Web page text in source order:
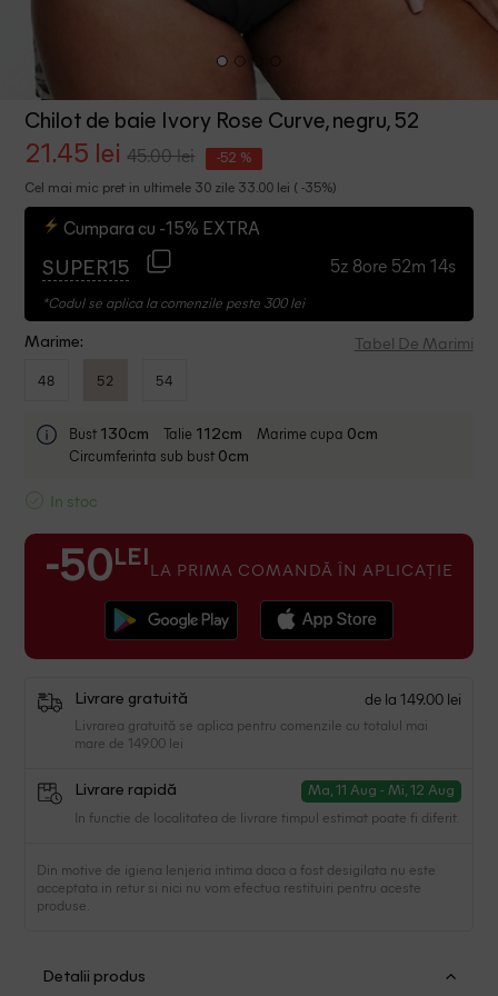
Chilot de baie Ivory Rose Curve, negru, 52
21.45 lei 45.00 lei -52 %
Cel mai mic pret in ultimele 30 zile 33.00 lei ( -35%)
Cumpara cu -15% EXTRA
SUPER15 5z 8ore 52m 13s
*Codul se aplica la comenzile peste 300 lei
Marime: Tabel De Marimi
48 52 54
Bust 130cm Talie 112cm Marime cupa 0cm
Circumferinta sub bust 0cm
In stoc
-50 LEI LA PRIMA COMANDĂ ÎN APLICAȚIE
Livrare gratuită de la 149.00 lei
Livrarea gratuită se aplica pentru comenzile cu totalul mai
mare de 149.00 lei
Livrare rapidă Ma, 11 Aug - Mi, 12 Aug
In functie de localitatea de livrare timpul estimat poate fi diferit.
Din motive de igiena lenjeria intima daca a fost desigilata nu este
acceptata in retur si nici nu vom efectua restituiri pentru aceste
produse.
Detalii produs